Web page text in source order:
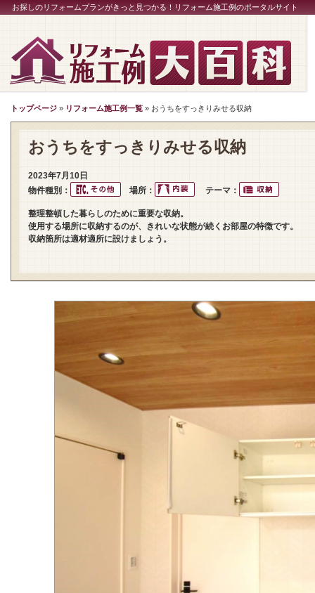
お探しのリフォームプランがきっと見つかる！リフォーム施工例のポータルサイト
トップページ » リフォーム施工例一覧 » おうちをすっきりみせる収納
おうちをすっきりみせる収納
2023年7月10日
物件種別：
場所： テーマ：
整理整頓した暮らしのために重要な収納。
使用する場所に収納するのが、きれいな状態が続くお部屋の特徴です。
収納箇所は適材適所に設けましょう。